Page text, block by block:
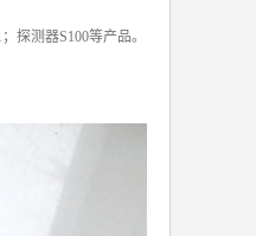
探测器S100等产品。